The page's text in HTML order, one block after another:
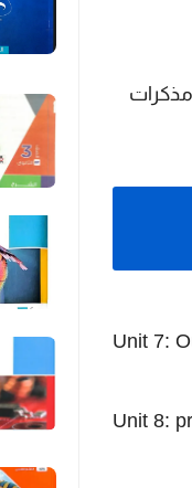
Unit 7:
Unit 8: